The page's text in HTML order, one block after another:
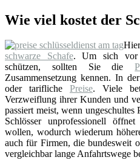
Wie viel kostet der
schwarze Schafe. Um sich
schützen, sollten Sie die
Zusammensetzung kennen. In
oder tarifliche Preise. Viele
Verzweiflung ihrer Kunden und
passiert meist, wenn
Schlösser unprofessionell
wollen, wodurch wiederum
auch für Firmen, die bundesweit
vergleichbar lange Anfahrtswege